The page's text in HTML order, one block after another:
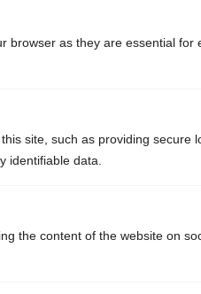
browser as they are essential for
site, such as providing secure
identifiable data.
the content of the website on
140€